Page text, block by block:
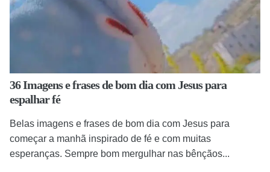
36 Imagens e frases de bom dia com Jesus para
espalhar fé
Belas imagens e frases de bom dia com Jesus para
começar a manhã inspirado de fé e com muitas
esperanças. Sempre bom mergulhar nas bênçãos...